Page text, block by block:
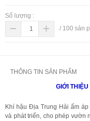
Số lượng :
/ 100 sản
THÔNG TIN SẢN PHẨM
GIỚI
Khí hậu Địa Trung Hải ấm
và phát triển, cho phép vườn